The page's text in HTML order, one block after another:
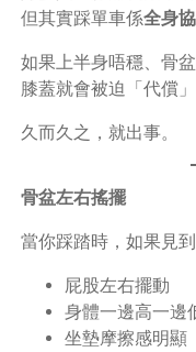
但其實踩單車係全身
如果上半身唔穩、骨
膝蓋就會被迫「代償」
久而久之，就出事。
骨盆左右搖擺
當你踩踏時，如果見到
屁股左右擺動
身體一邊高一邊
坐墊摩擦感明顯